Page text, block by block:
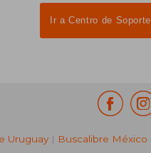
Ir a Centro de Soporte
Uruguay | Buscalibre México